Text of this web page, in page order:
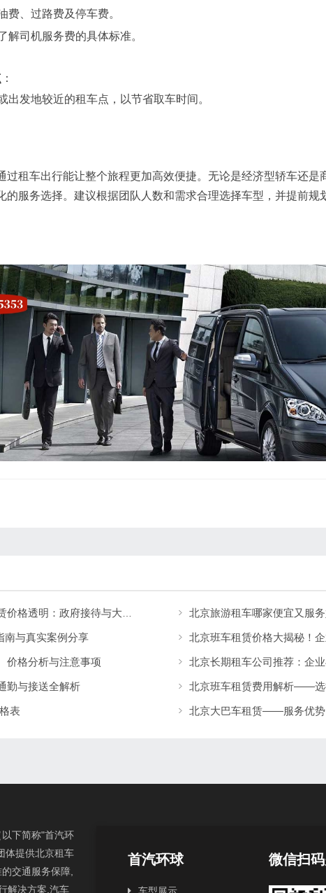
费、过路费及停车费。
解司机服务费的具体标准。
：
出发地较近的租车点，以节省取车时间。
过租车出行能让整个旅程更加高效便捷。无论是经济型轿车还
服务选择。建议根据团队人数和需求合理选择车型，并提前规
北京旅游租车哪家便宜又服
南与真实案例分享
价格分析与注意事项 北京长期租车公司推荐：企
勤与接送全解析
表 北京大巴车租赁——服务优势
下简称"首汽环
体提供北京租车
交通服务保障,
解决方案,汽车
首汽环球 微信扫